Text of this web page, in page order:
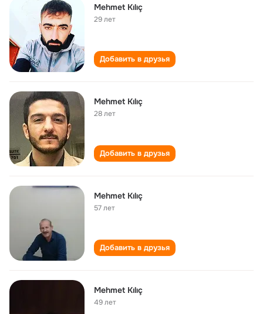
Mehmet Kılıç
29 лет
Добавить в друзья
Mehmet Kılıç
28 лет
Добавить в друзья
Mehmet Kılıç
57 лет
Добавить в друзья
Mehmet Kılıç
49 лет